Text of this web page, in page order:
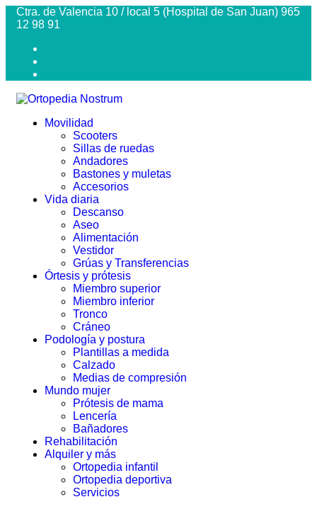
Ctra. de Valencia 10 / local 5 (Hospital de San Juan) 965
12 98 91
Movilidad
Scooters
Sillas de ruedas
Andadores
Bastones y muletas
Accesorios
Vida diaria
Descanso
Aseo
Alimentación
Vestidor
Grúas y Transferencias
Órtesis y prótesis
Miembro superior
Miembro inferior
Tronco
Cráneo
Podología y postura
Plantillas a medida
Calzado
Medias de compresión
Mundo mujer
Prótesis de mama
Lencería
Bañadores
Rehabilitación
Alquiler y más
Ortopedia infantil
Ortopedia deportiva
Servicios